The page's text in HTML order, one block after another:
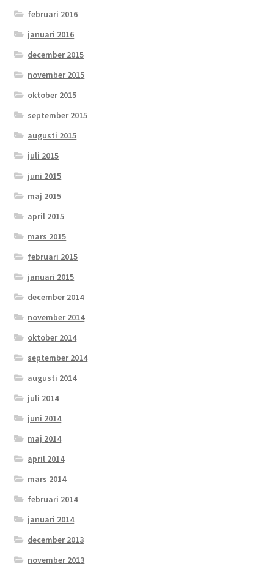
februari 2016
januari 2016
december 2015
november 2015
oktober 2015
september 2015
augusti 2015
juli 2015
juni 2015
maj 2015
april 2015
mars 2015
februari 2015
januari 2015
december 2014
november 2014
oktober 2014
september 2014
augusti 2014
juli 2014
juni 2014
maj 2014
april 2014
mars 2014
februari 2014
januari 2014
december 2013
november 2013